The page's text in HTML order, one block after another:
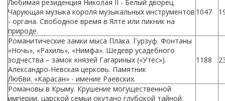
Любимая резиденция Николая II - Белый дворец.
Чарующая музыка короля музыкальных инструментов
- органа. Свободное время в Ялте или пикник на
природе.
1047
Романитические замки мыса Плака. Гурзуф. Фонтаны
«Ночь», «Рахиль», «Нимфа». Шедевр усадебного
зодчества – замок князей Гагариных («Утес»).
Александро-Невская церковь. Памятник
Любви. «Карасан» - имение Раевских.
1188
Романовы в Крыму. Крушение могущественной
империи, царской семьи окутано глубокой тайной.